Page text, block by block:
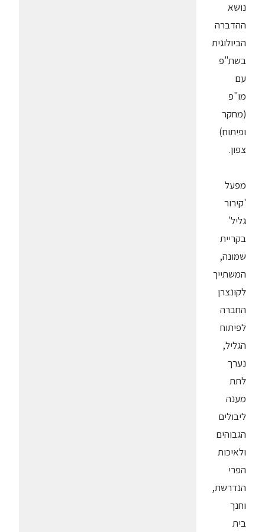
נושא
ההדברה
הביולוגית
בשת"פ
עם
מו"פ
(מחקר
ופיתוח)
צפון.
מפעל
'קירור
גליל'
בקריית
שמונה,
המשתייך
לקונצרן
החברה
לפיתוח
הגליל,
נערך
לתת
מענה
ליבולים
הגבוהים
ולאיכות
הפרי
הנדרשת,
וחנך
בית